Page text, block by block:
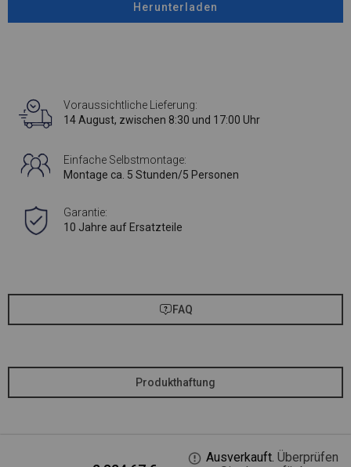
Herunterladen
Voraussichtliche Lieferung:
14 August, zwischen 8:30 und 17:00 Uhr
Einfache Selbstmontage:
Montage ca. 5 Stunden/5 Personen
Garantie:
10 Jahre auf Ersatzteile
FAQ
Produkthaftung
Ausverkauft. Überprüfen